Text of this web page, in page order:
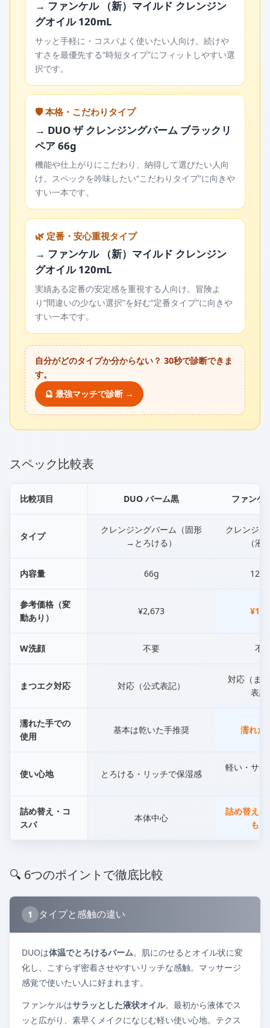
→ ファンケル （新）マイルド クレンジン
グオイル 120mL
サッと手軽に・コスパよく使いたい人向け。続けや
すさを最優先する“時短タイプ”にフィットしやすい選
択です。
🛡️ 本格・こだわりタイプ
→ DUO ザ クレンジングバーム ブラックリ
ペア 66g
機能や仕上がりにこだわり、納得して選びたい人向
け。スペックを吟味したい“こだわりタイプ”に向きや
すい一本です。
🌿 定番・安心重視タイプ
→ ファンケル （新）マイルド クレンジン
グオイル 120mL
実績ある定番の安定感を重視する人向け。冒険よ
り“間違いの少ない選択”を好む“定番タイプ”に向きや
すい一本です。
自分がどのタイプか分からない？ 30秒で診断できま
す。
🔮 最強マッチで診断 →
スペック比較表
比較項目 DUO バーム黒 ファンケ
タイプ
クレンジングバーム（固形
→とろける）
クレンジ
（液
内容量 66g
参考価格（変
動あり）
¥2,673
W洗顔 不要 不
まつエク対応 対応（公式表記）
対応（ま
表記
濡れた手での
使用
基本は乾いた手推奨 濡れた
使い心地 とろける・リッチで保湿感
軽い・サ
詰め替え・コ
スパ
本体中心
詰め替え
も多
🔍 6つのポイントで徹底比較
1 タイプと感触の違い
DUOは体温でとろけるバーム。肌にのせるとオイル状に変
化し、こすらず密着させやすいリッチな感触。マッサージ
感覚で使いたい人に好まれます。
ファンケルはサラッとした液状オイル。最初から液体でス
ッと広がり、素早くメイクになじむ軽い使い心地。テクス